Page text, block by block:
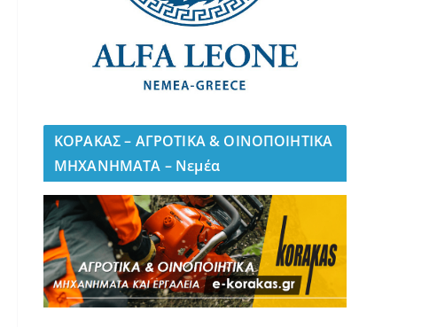
ΚΟΡΑΚΑΣ – ΑΓΡΟΤΙΚΑ & ΟΙΝΟΠΟΙΗΤΙΚΑ
ΜΗΧΑΝΗΜΑΤΑ – Νεμέα